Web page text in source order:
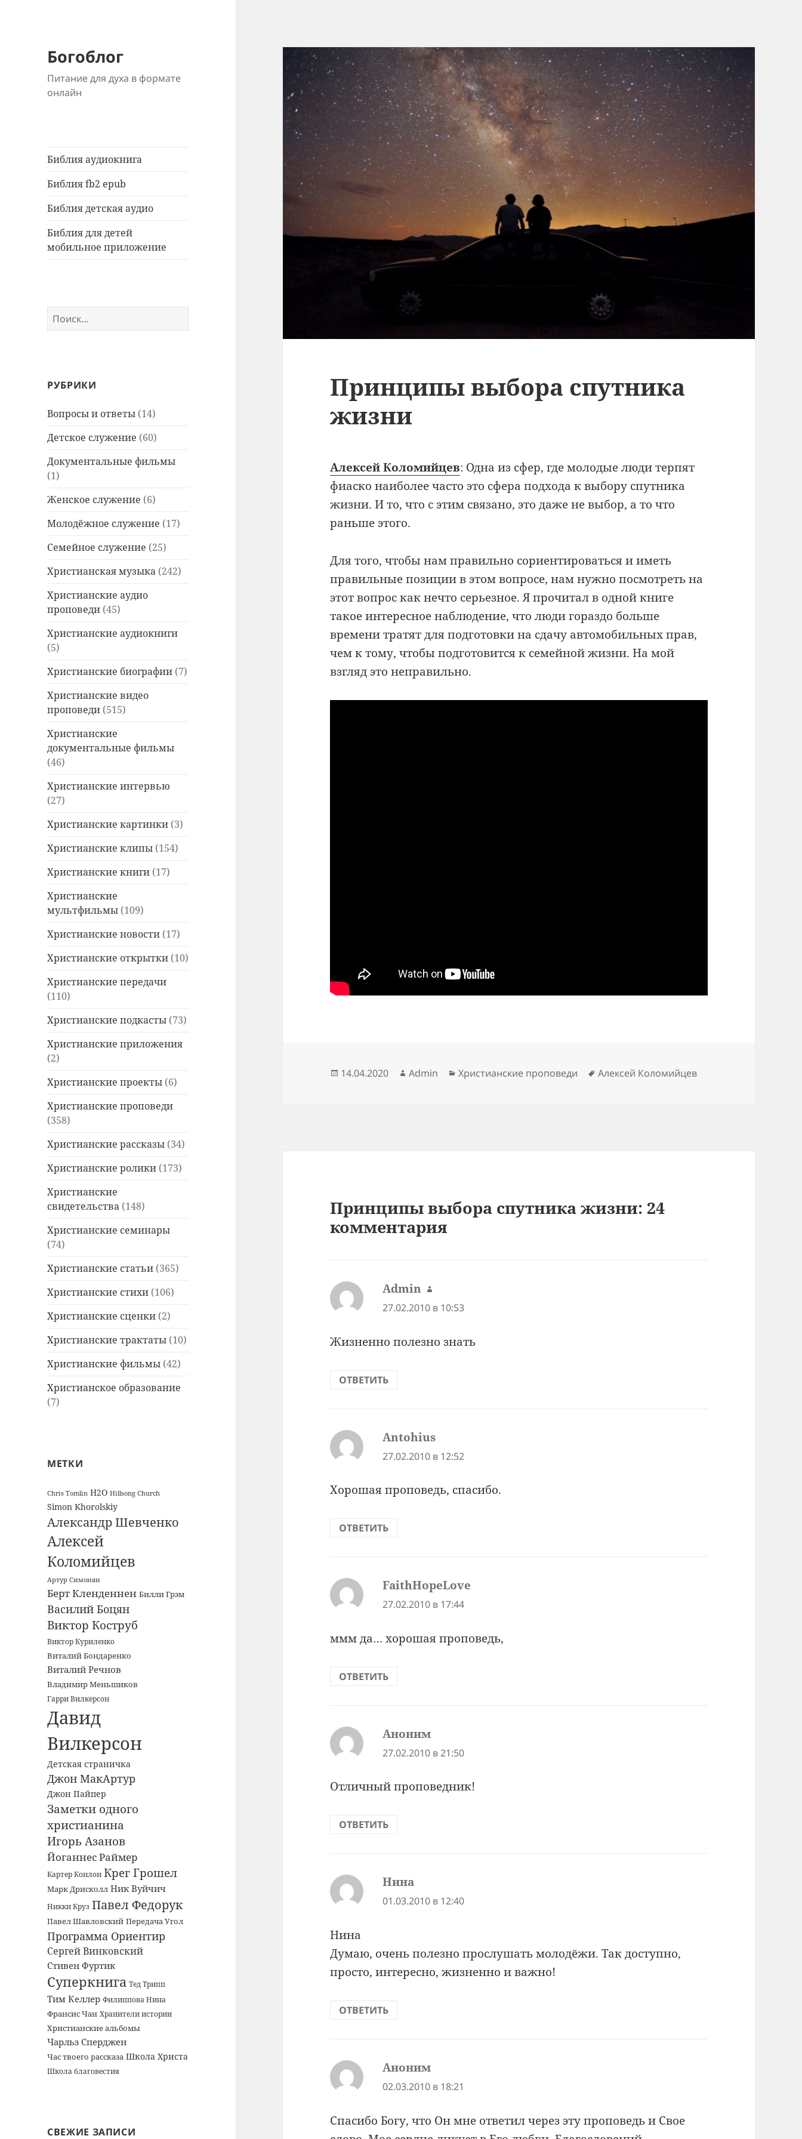
Богоблог
Питание для духа в формате
онлайн
Библия аудиокнига
Библия fb2 epub
Библия детская аудио
Библия для детей
мобильное приложение
Найти:
РУБРИКИ
Вопросы и ответы (14)
Детское служение (60)
Документальные фильмы
(1)
Женское служение (6)
Молодёжное служение (17)
Семейное служение (25)
Христианская музыка (242)
Христианские аудио
проповеди (45)
Христианские аудиокниги
(5)
Христианские биографии (7)
Христианские видео
проповеди (515)
Христианские
документальные фильмы
(46)
Христианские интервью
(27)
Христианские картинки (3)
Христианские клипы (154)
Христианские книги (17)
Христианские
мультфильмы (109)
Христианские новости (17)
Христианские открытки (10)
Христианские передачи
(110)
Христианские подкасты (73)
Христианские приложения
(2)
Христианские проекты (6)
Христианские проповеди
(358)
Христианские рассказы (34)
Христианские ролики (173)
Христианские
свидетельства (148)
Христианские семинары
(74)
Христианские статьи (365)
Христианские стихи (106)
Христианские сценки (2)
Христианские трактаты (10)
Христианские фильмы (42)
Христианское образование
(7)
МЕТКИ
Chris Tomlin H2O Hillsong Church
Simon Khorolskiy
Александр Шевченко
Алексей
Коломийцев
Артур Симонян
Берт Кленденнен Билли Грэм
Василий Боцян
Виктор Коструб
Виктор Куриленко
Виталий Бондаренко
Виталий Речнов
Владимир Меньшиков
Гарри Вилкерсон
Давид
Вилкерсон
Детская страничка
Джон МакАртур
Джон Пайпер
Заметки одного
христианина
Игорь Азанов
Йоганнес Раймер
Картер Конлон Крег Грошел
Марк Дрисколл Ник Вуйчич
Никки Круз Павел Федорук
Павел Шавловский Передача Угол
Программа Ориентир
Сергей Винковский
Стивен Фуртик
Суперкнига Тед Трипп
Тим Келлер Филиппова Нина
Франсис Чан Хранители истории
Христианские альбомы
Чарльз Сперджен
Час твоего рассказа Школа Христа
Школа благовестия
СВЕЖИЕ ЗАПИСИ
Принципы выбора спутника
жизни
Алексей Коломийцев: Одна из сфер, где молодые люди терпят
фиаско наиболее часто это сфера подхода к выбору спутника
жизни. И то, что с этим связано, это даже не выбор, а то что
раньше этого.
Для того, чтобы нам правильно сориентироваться и иметь
правильные позиции в этом вопросе, нам нужно посмотреть на
этот вопрос как нечто серьезное.Я прочитал в одной книге
такое интересное наблюдение, что люди гораздо больше
времени тратят для подготовки на сдачу автомобильных прав,
чем к тому, чтобы подготовится к семейной жизни. На мой
взгляд это неправильно.
Опубликовано
14.04.2020 Автор
Admin Рубрики
Христианские проповеди Метки
Алексей Коломийцев
Принципы выбора спутника жизни: 24
комментария
Admin :
27.02.2010 в 10:53
Жизненно полезно знать
ОТВЕТИТЬ
Antohius
27.02.2010 в 12:52
Хорошая проповедь, спасибо.
ОТВЕТИТЬ
FaithHopeLove
27.02.2010 в 17:44
ммм да… хорошая проповедь,
ОТВЕТИТЬ
Аноним
27.02.2010 в 21:50
Отличный проповедник!
ОТВЕТИТЬ
Нина
01.03.2010 в 12:40
Нина
Думаю, очень полезно прослушать молодёжи. Так доступно,
просто, интересно, жизненно и важно!
ОТВЕТИТЬ
Аноним
02.03.2010 в 18:21
Спасибо Богу, что Он мне ответил через эту проповедь и Свое